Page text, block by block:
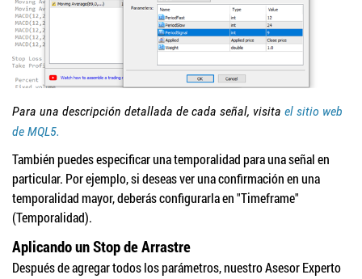
Para una descripción detallada de cada señal, visita el sitio web
de MQL5.
También puedes especificar una temporalidad para una señal en
particular. Por ejemplo, si deseas ver una confirmación en una
temporalidad mayor, deberás configurarla en "Timeframe"
(Temporalidad).
Aplicando un Stop de Arrastre
Después de agregar todos los parámetros, nuestro Asesor Experto